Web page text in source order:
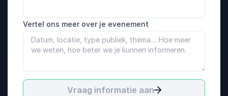
Vertel ons meer over je evenement
Vraag informatie aan